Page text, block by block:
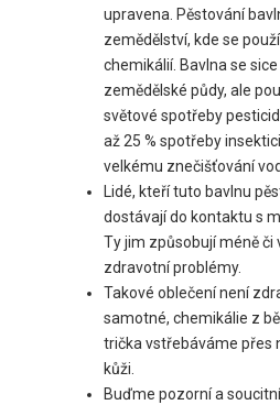
upravena. Pěstování
zemědělství, kde se
chemikálií. Bavlna se
zemědělské půdy, ale
světové spotřeby
až 25 % spotřeby
velkému znečišťování
Lidé, kteří tuto bavlnu
dostávají do kontaktu s
Ty jim způsobují méně či
zdravotní problémy.
Takové oblečení není
samotné, chemikálie z
trička vstřebáváme přes
kůži.
Buďme pozorní a